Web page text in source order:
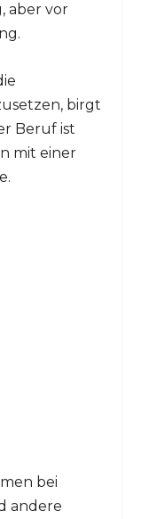
aber vor
birgt
Beruf ist
mit einer
bei
andere